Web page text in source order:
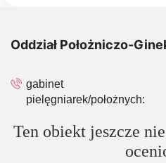
Oddział Położniczo-
gabinet
pielęgniarek/położnych:
Ten obiekt jeszcze